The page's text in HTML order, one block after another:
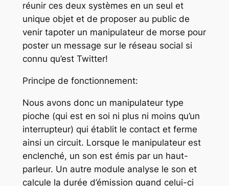
réunir ces deux systèmes en un seul et
unique objet et de proposer au public de
venir tapoter un manipulateur de morse pour
poster un message sur le réseau social si
connu qu’est Twitter!
Principe de fonctionnement:
Nous avons donc un manipulateur type
pioche (qui est en soi ni plus ni moins qu’un
interrupteur) qui établit le contact et ferme
ainsi un circuit. Lorsque le manipulateur est
enclenché, un son est émis par un haut-
parleur. Un autre module analyse le son et
calcule la durée d’émission quand celui-ci